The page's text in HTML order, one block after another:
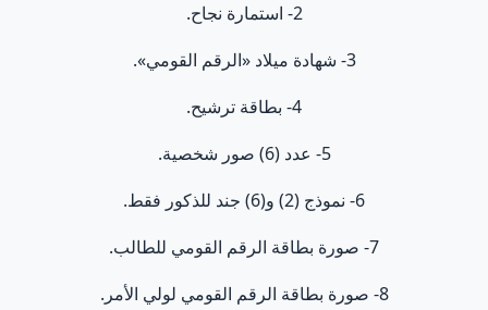
2- استمارة نجاح.
3- شهادة ميلاد «الرقم القومي».
4- بطاقة ترشيح.
5- عدد (6) صور شخصية.
6- نموذج (2) و(6) جند للذكور فقط.
7- صورة بطاقة الرقم القومي للطالب.
8- صورة بطاقة الرقم القومي لولي الأمر.